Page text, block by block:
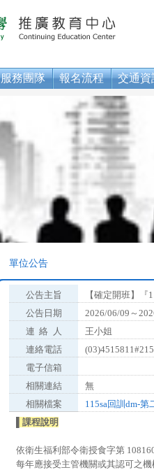
服務團隊 報名流程 交通資
單位公告
公告主旨
【確定開班】
公告日期
2026/06/09～
連 絡 人
王小姐
連絡電話
電子信箱
相關連結
無
相關檔案
115sa回訓dm-第
▌課程說明
依衛生福利部令衛授食字第
每年應接受主管機關或其認可之